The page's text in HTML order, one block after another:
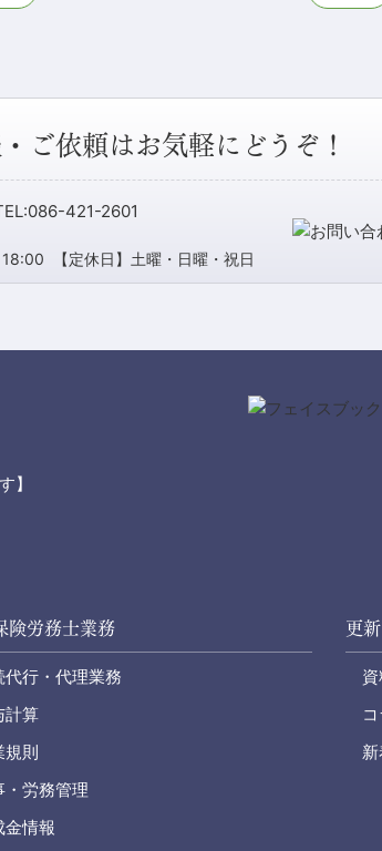
ご依頼はお気軽にどうぞ！
18:00 【定休日】土曜・日曜・祝日
】
険労務士業務
代行・代理業務
計算
規則
・労務管理
金情報
更